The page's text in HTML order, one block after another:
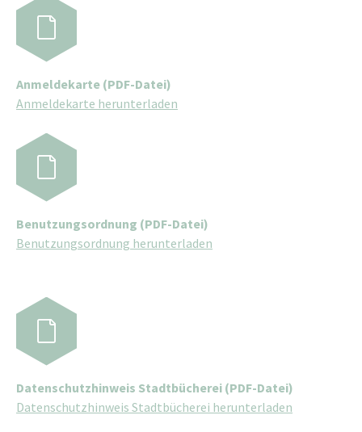
Anmeldekarte (PDF-Datei)
Anmeldekarte herunterladen
Benutzungsordnung (PDF-Datei)
Benutzungsordnung herunterladen
Datenschutzhinweis Stadtbücherei (PDF-Datei)
Datenschutzhinweis Stadtbücherei herunterladen